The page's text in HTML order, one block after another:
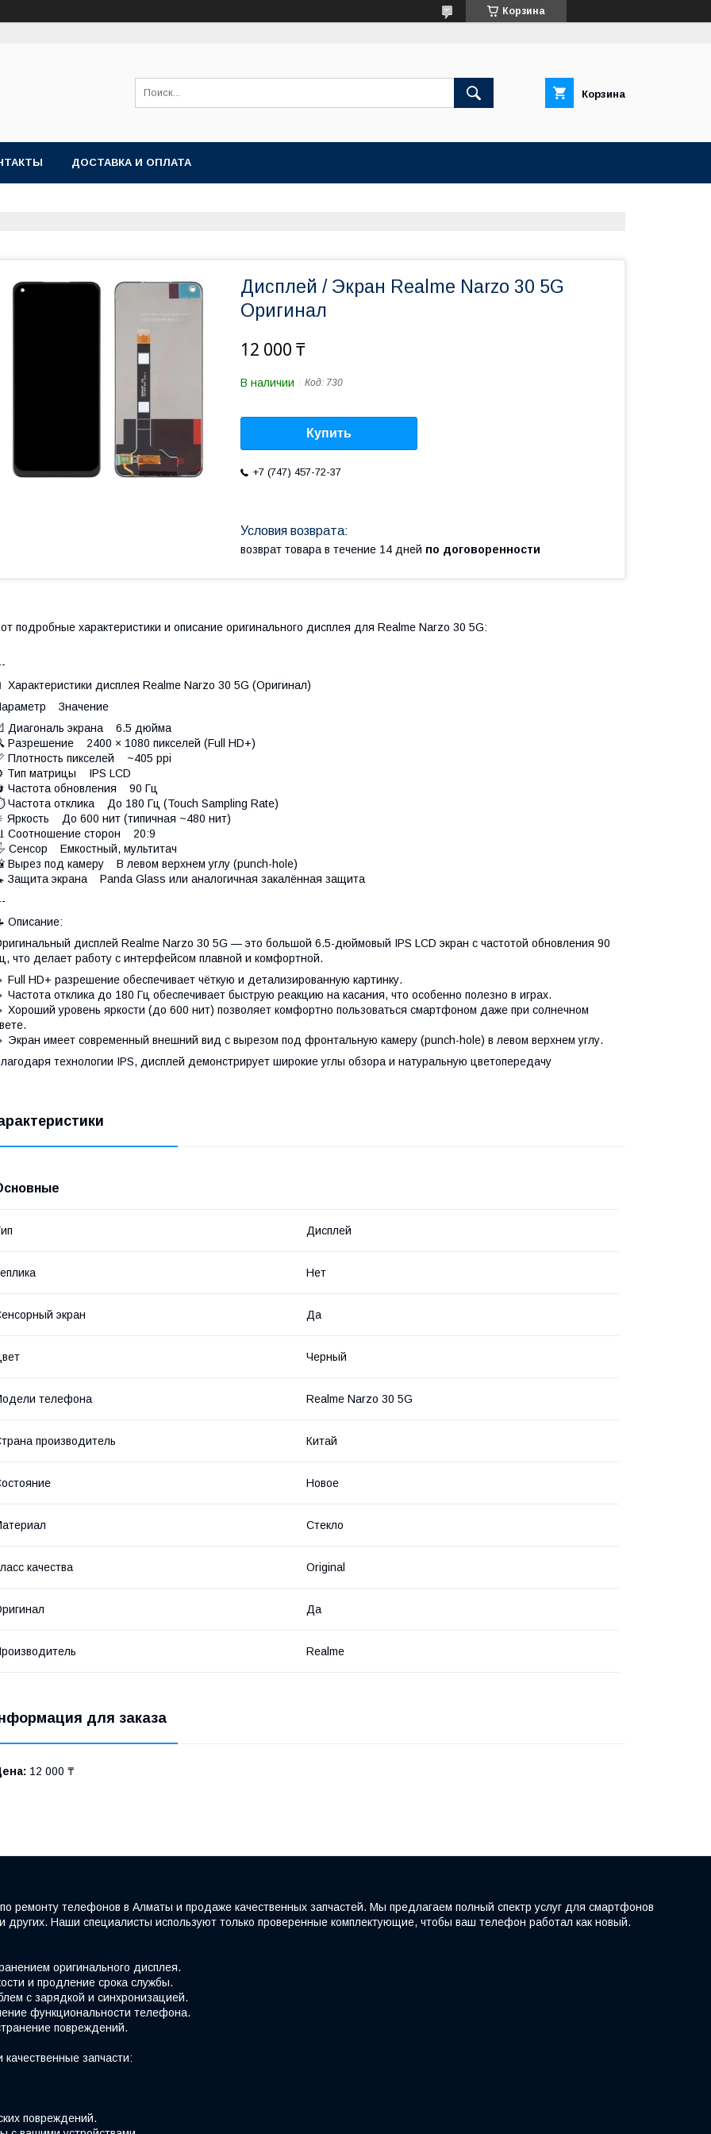
Корзина
Корзина
ДОСТАВКА И ОПЛАТА
Дисплей / Экран Realme Narzo 30 5G
Оригинал
12 000 ₸
В наличии Код: 730
Купить
+7 (747) 457-72-37
возврат товара в течение 14 дней по договоренности
подробные характеристики и описание оригинального дисплея для Realme Narzo 30 5G:
Характеристики дисплея Realme Narzo 30 5G (Оригинал)
Значение
Диагональ экрана 6.5 дюйма
Разрешение 2400 × 1080 пикселей (Full HD+)
Плотность пикселей ~405 ppi
Тип матрицы IPS LCD
Частота обновления 90 Гц
Частота отклика До 180 Гц (Touch Sampling Rate)
Яркость До 600 нит (типичная ~480 нит)
Соотношение сторон 20:9
Сенсор Емкостный, мультитач
Вырез под камеру В левом верхнем углу (punch-hole)
Защита экрана Panda Glass или аналогичная закалённая защита
Описание:
дисплей Realme Narzo 30 5G — это большой 6.5-дюймовый IPS LCD экран с частотой обновления 90
что делает работу с интерфейсом плавной и комфортной.
Full HD+ разрешение обеспечивает чёткую и детализированную картинку.
Частота отклика до 180 Гц обеспечивает быструю реакцию на касания, что особенно полезно в играх.
Хороший уровень яркости (до 600 нит) позволяет комфортно пользоваться смартфоном даже при солнечном
Экран имеет современный внешний вид с вырезом под фронтальную камеру (punch-hole) в левом верхнем углу.
технологии IPS, дисплей демонстрирует широкие углы обзора и натуральную цветопередачу
Дисплей
Нет
экран Да
Черный
телефона Realme Narzo 30 5G
производитель Китай
Новое
Стекло
качества Original
Да
Realme
для заказа
12 000 ₸
телефонов в Алматы и продаже качественных запчастей. Мы предлагаем полный спектр услуг для смартфонов
других. Наши специалисты используют только проверенные комплектующие, чтобы ваш телефон работал как новый.
оригинального дисплея.
и продление срока службы.
с зарядкой и синхронизацией.
функциональности телефона.
повреждений.
запчасти:
повреждений.